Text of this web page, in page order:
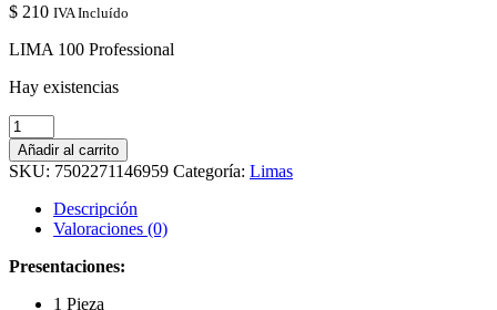
$ 210 IVA Incluído
LIMA 100 Professional
Hay existencias
LIMA
100
Professional
cantidad
Añadir al carrito
SKU: 7502271146959 Categoría: Limas
Descripción
Valoraciones (0)
Presentaciones:
1 Pieza